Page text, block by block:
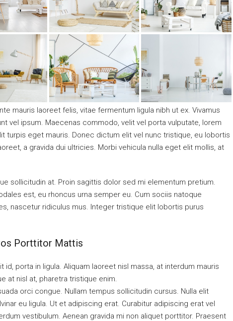
mauris laoreet felis, vitae fermentum ligula nibh ut ex. Vivamus
vel ipsum. Maecenas commodo, velit vel porta vulputate, lorem
turpis eget mauris. Donec dictum elit vel nunc tristique, eu lobortis
a gravida dui ultricies. Morbi vehicula nulla eget elit mollis, at
sollicitudin at. Proin sagittis dolor sed mi elementum pretium.
est, eu rhoncus urna semper eu. Cum sociis natoque
nascetur ridiculus mus. Integer tristique elit lobortis purus
Porttitor Mattis
id, porta in ligula. Aliquam laoreet nisl massa, at interdum mauris
at nisl at, pharetra tristique enim.
orci congue. Nullam tempus sollicitudin cursus. Nulla elit
eu ligula. Ut et adipiscing erat. Curabitur adipiscing erat vel
vestibulum. Aenean gravida mi non aliquet porttitor. Praesent